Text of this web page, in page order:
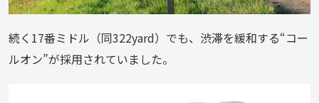
続く17番ミドル（同322yard）でも、渋滞を緩和する“コー
ルオン”が採用されていました。